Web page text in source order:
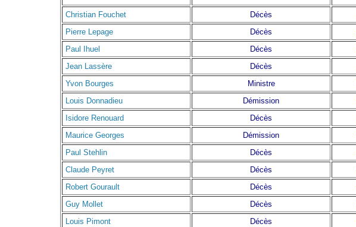
Christian Fouchet
Décès
Pierre Lepage
Décès
Paul Ihuel
Décès
Jean Lassère
Décès
Yvon Bourges
Ministre
Louis Donnadieu
Démission
Isidore Renouard
Décès
Maurice Georges
Démission
Paul Stehlin
Décès
Claude Peyret
Décès
Robert Gourault
Décès
Guy Mollet
Décès
Louis Pimont
Décès